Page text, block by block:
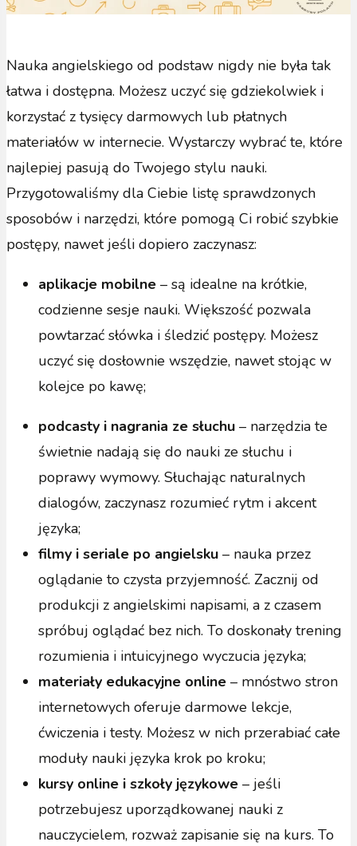
Nauka angielskiego od podstaw nigdy nie była tak
łatwa i dostępna. Możesz uczyć się gdziekolwiek i
korzystać z tysięcy darmowych lub płatnych
materiałów w internecie. Wystarczy wybrać te, które
najlepiej pasują do Twojego stylu nauki.
Przygotowaliśmy dla Ciebie listę sprawdzonych
sposobów i narzędzi, które pomogą Ci robić szybkie
postępy, nawet jeśli dopiero zaczynasz:
aplikacje mobilne – są idealne na krótkie,
codzienne sesje nauki. Większość pozwala
powtarzać słówka i śledzić postępy. Możesz
uczyć się dosłownie wszędzie, nawet stojąc w
kolejce po kawę;
podcasty i nagrania ze słuchu – narzędzia te
świetnie nadają się do nauki ze słuchu i
poprawy wymowy. Słuchając naturalnych
dialogów, zaczynasz rozumieć rytm i akcent
języka;
filmy i seriale po angielsku – nauka przez
oglądanie to czysta przyjemność. Zacznij od
produkcji z angielskimi napisami, a z czasem
spróbuj oglądać bez nich. To doskonały trening
rozumienia i intuicyjnego wyczucia języka;
materiały edukacyjne online – mnóstwo stron
internetowych oferuje darmowe lekcje,
ćwiczenia i testy. Możesz w nich przerabiać całe
moduły nauki języka krok po kroku;
kursy online i szkoły językowe – jeśli
potrzebujesz uporządkowanej nauki z
nauczycielem, rozważ zapisanie się na kurs. To